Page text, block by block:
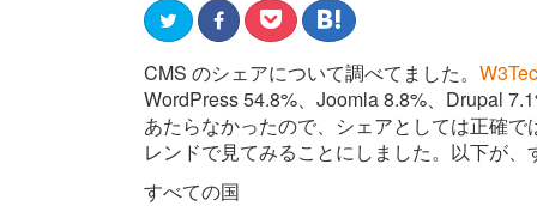
CMS のシェアについて調べてました。
WordPress 54.8%、Joomla 8.8%、Drupal
あたらなかったので、シェアとしては正確
レンドで見てみることにしました。以下が
すべての国